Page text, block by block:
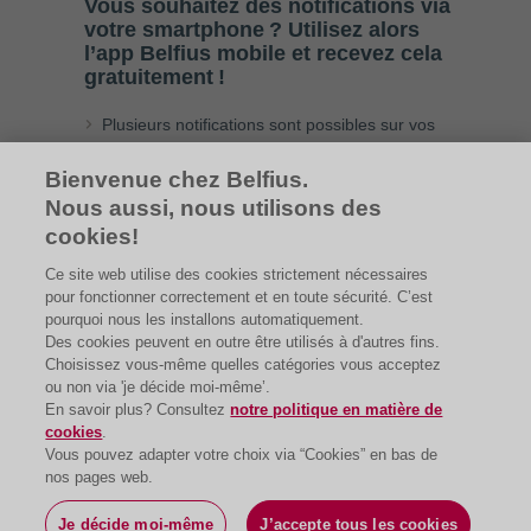
Vous souhaitez des notifications via
votre smartphone ? Utilisez alors
l’app Belfius mobile et recevez cela
gratuitement !
Plusieurs notifications sont possibles sur vos
comptes, cartes, … plus d’infos
Et pour vos investissements, utilisez les
notifications de Re=Bel (alertes de prix,
exécution d’un achat ou d’une vente,
Demander
Bienvenue chez Belfius.
Nous aussi, nous utilisons des
cookies!
Ce site web utilise des cookies strictement nécessaires
pour fonctionner correctement et en toute sécurité. C’est
pourquoi nous les installons automatiquement.
Des cookies peuvent en outre être utilisés à d'autres fins.
Choisissez vous-même quelles catégories vous acceptez
ou non via 'je décide moi-même’.
En savoir plus? Consulteznotre politique en matière de
cookies.
Vous pouvez adapter votre choix via “Cookies” en bas de
nos pages web.
Je décide moi-même J’accepte tous les cookies